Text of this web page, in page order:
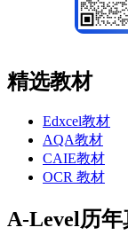
精选教材
Edxcel教材
AQA教材
CAIE教材
OCR 教材
A-Level历年